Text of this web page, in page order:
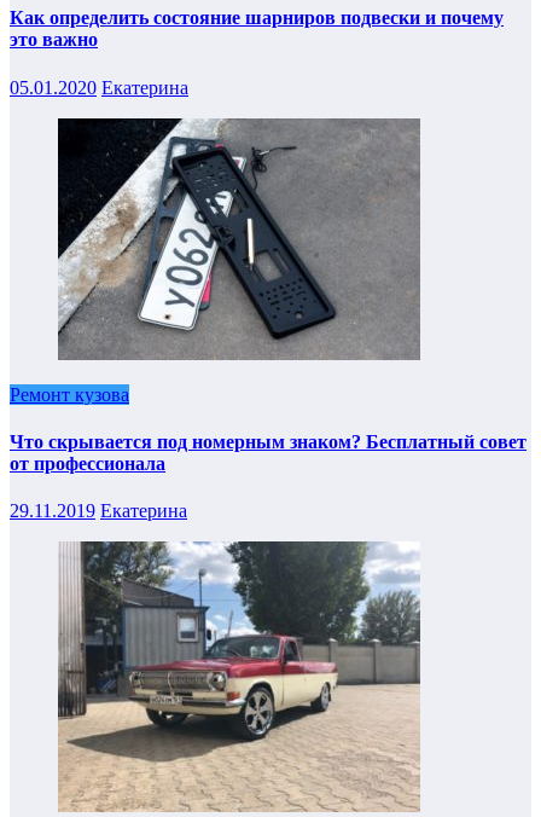
Как определить состояние шарниров подвески и почему
это важно
05.01.2020 Екатерина
Ремонт кузова
Что скрывается под номерным знаком? Бесплатный совет
от профессионала
29.11.2019 Екатерина